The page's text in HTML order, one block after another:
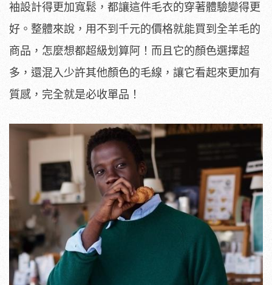
袖設計得更加寬鬆，都讓這件毛衣的穿著體驗變得更
好。整體來說，用不到千元的價格就能買到全羊毛的
商品，怎麼想都超級划算阿！而且它的顏色選擇超
多，還混入少許其他顏色的毛線，讓它看起來更加有
質感，完全就是必收單品！